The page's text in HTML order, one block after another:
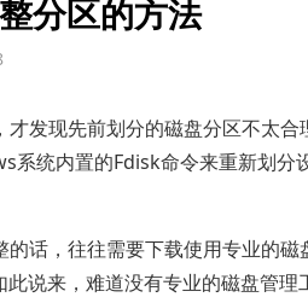
分区的方法
发现先前划分的磁盘分区不太
系统内置的Fdisk命令来重新划分
话，往往需要下载使用专业的磁
说来，难道没有专业的磁盘管理